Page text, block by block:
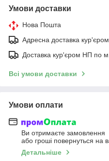
Умови доставки
Нова Пошта
Адресна доставка кур'єром
Доставка кур'єром НП по
Всі умови доставки
Умови оплати
Ви отримаєте замовлення
або гроші повернуться на
Детальніше